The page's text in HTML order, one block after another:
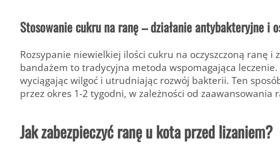
Stosowanie cukru na ranę – działanie antybakteryjne i
Rozsypanie niewielkiej ilości cukru na oczyszczoną ranę i
bandażem to tradycyjna metoda wspomagająca leczenie.
wyciągając wilgoć i utrudniając rozwój bakterii. Ten
przez okres 1-2 tygodni, w zależności od zaawansowania
Jak zabezpieczyć ranę u kota przed lizaniem?